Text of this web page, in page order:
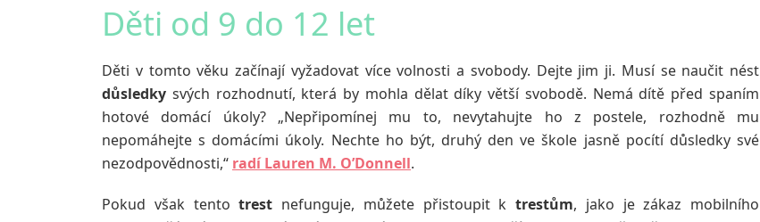
Děti od 9 do 12 let
Děti v tomto věku začínají vyžadovat více volnosti a svobody. Dejte jim ji. Musí se naučit nést
důsledky svých rozhodnutí, která by mohla dělat díky větší svobodě. Nemá dítě před spaním
hotové domácí úkoly? „Nepřipomínej mu to, nevytahujte ho z postele, rozhodně mu
nepomáhejte s domácími úkoly. Nechte ho být, druhý den ve škole jasně pocítí důsledky své
nezodpovědnosti,“ radí Lauren M. O’Donnell.
Pokud však tentotrest nefunguje, můžete přistoupit k trestům, jako je zákaz mobilního